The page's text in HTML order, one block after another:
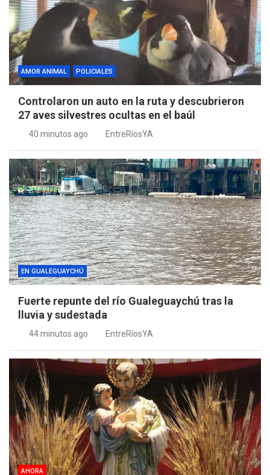
AMOR ANIMAL POLICIALES
Controlaron un auto en la ruta y descubrieron
27 aves silvestres ocultas en el baúl
40 minutos ago EntreRíosYA
EN GUALEGUAYCHÚ
Fuerte repunte del río Gualeguaychú tras la
lluvia y sudestada
44 minutos ago EntreRíosYA
AHORA